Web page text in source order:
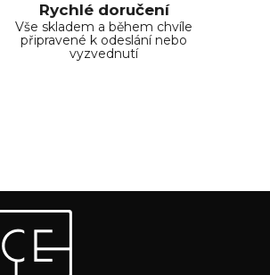
s
u
Rychlé doručení
Vše skladem a během chvíle
připravené k odeslání nebo
vyzvednutí
my vám budeme zasílat informace o